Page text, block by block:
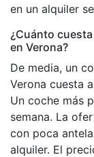
en un alquiler
¿Cuánto
en Verona?
De media, un
Verona cuesta
Un coche más
semana. La
con poca
alquiler. El